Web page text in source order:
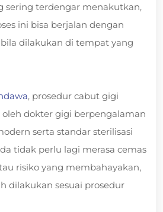
sering terdengar menakutkan,
ini bisa berjalan dengan
dilakukan di tempat yang
, prosedur cabut gigi
dokter gigi berpengalaman
serta standar sterilisasi
tidak perlu lagi merasa cemas
risiko yang membahayakan,
dilakukan sesuai prosedur